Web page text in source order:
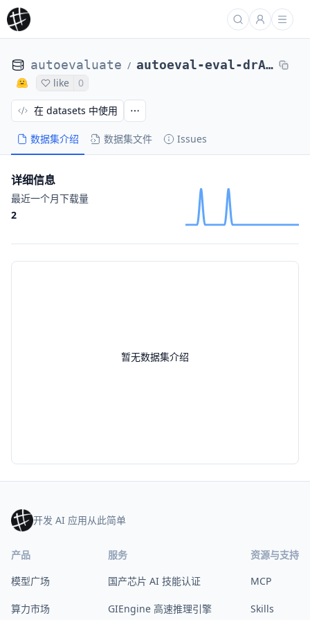
autoevaluate / autoeval-eval-drAbreu__bc4chemd_ner-bc4chemd-aa2b75-31927145006
like 0
数据集介绍 数据集文件 Issues
在 datasets 中使用
暂无数据集介绍
详细信息
最近一个月下载量
2
开发 AI 应用从此简单
产品
模型广场
算力市场
服务
国产芯片 AI 技能认证
GIEngine 高速推理引擎
资源与支持
MCP
Skills